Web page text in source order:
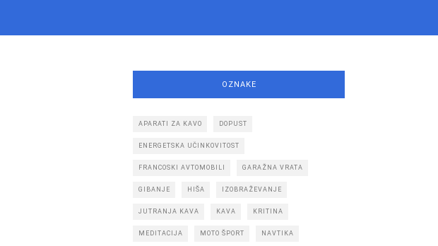
OZNAKE
APARATI ZA KAVO DOPUST
ENERGETSKA UČINKOVITOST
FRANCOSKI AVTOMOBILI GARAŽNA VRATA
GIBANJE HIŠA IZOBRAŽEVANJE
JUTRANJA KAVA KAVA KRITINA
MEDITACIJA MOTO ŠPORT NAVTIKA